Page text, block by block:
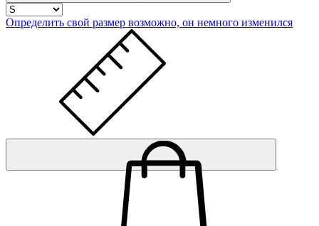
Определить свой размер возможно, он немного изменился